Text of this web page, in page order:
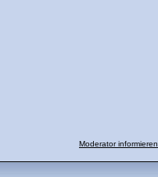
Moderator informieren